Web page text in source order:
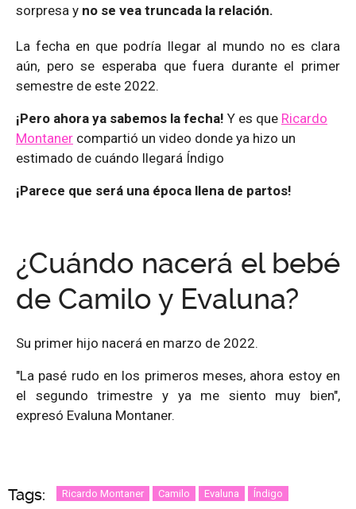
sorpresa y no se vea truncada la relación.
La fecha en que podría llegar al mundo no es clara
aún, pero se esperaba que fuera durante el primer
semestre de este 2022.
¡Pero ahora ya sabemos la fecha! Y es que Ricardo
Montaner compartió un video donde ya hizo un
estimado de cuándo llegará Índigo
¡Parece que será una época llena de partos!
¿Cuándo nacerá el bebé
de Camilo y Evaluna?
Su primer hijo nacerá en marzo de 2022.
"La pasé rudo en los primeros meses, ahora estoy en
el segundo trimestre y ya me siento muy bien",
expresó Evaluna Montaner.
Tags: Ricardo Montaner Camilo Evaluna Índigo